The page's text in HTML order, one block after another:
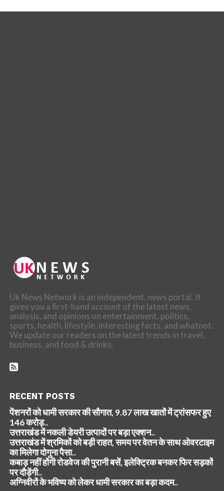
Uk News Network is an independent, news portal. It
gives you a first-hand account of the latest news,
analysis, and opinions on entertainment, politics,
sports, health, lifestyle, interesting facts, and whatnot.
We update our readers on the latest trends in travel,
business, and food & drinks.
RECENT POSTS
पेंशनरों को धामी सरकार की सौगात, 9.87 लाख खातों में ट्रांसफर हुए
146 करोड़..
उत्तराखंड में नकली डेयरी उत्पादों पर बड़ा एक्शन..
उत्तराखंड में श्रमिकों को बड़ी राहत, समय पर वेतन के साथ ओवरटाइम
का मिलेगा दोगुना पैसा..
कबाड़ नहीं होंगी रोडवेज की पुरानी बसें, इलेक्ट्रिक बनकर फिर सड़कों
पर दौड़ेंगी..
अग्निवीरों के भविष्य को लेकर धामी सरकार का बड़ा कदम..